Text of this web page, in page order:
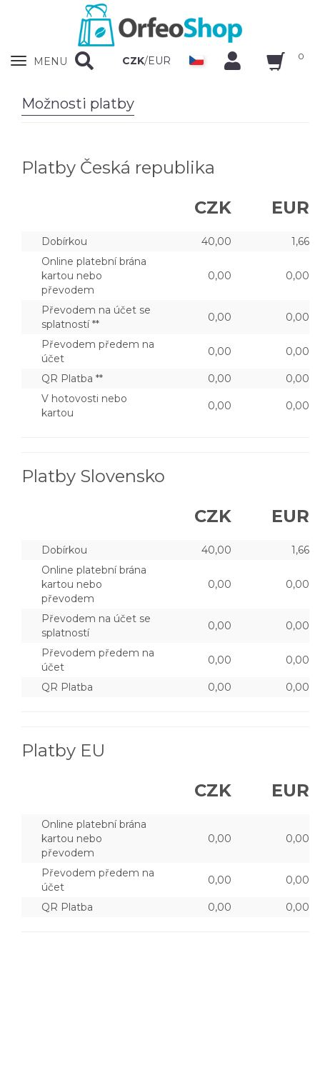
Zobrazit
MENU CZK/EUR 0
Možnosti platby
Platby Česká republika
CZK
EUR
Dobírkou 40,00
1,66
Online platební brána
kartou nebo
převodem
0,00 0,00
Převodem na účet se
splatností **
0,00 0,00
Převodem předem na
účet
0,00 0,00
QR Platba ** 0,00
0,00
V hotovosti nebo
kartou
0,00 0,00
Platby Slovensko
CZK
EUR
Dobírkou 40,00
1,66
Online platební brána
kartou nebo
převodem
0,00 0,00
Převodem na účet se
splatností
0,00 0,00
Převodem předem na
účet
0,00 0,00
QR Platba 0,00 0,00
Platby EU
CZK
EUR
Online platební brána
kartou nebo
převodem
0,00 0,00
Převodem předem na
účet
0,00 0,00
QR Platba 0,00 0,00